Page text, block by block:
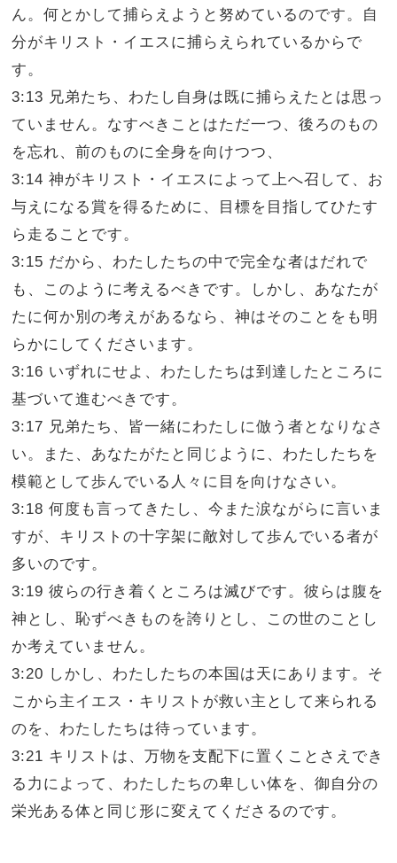
ん。何とかして捕らえようと努めているのです。自
分がキリスト・イエスに捕らえられているからで
す。
3:13 兄弟たち、わたし自身は既に捕らえたとは思っ
ていません。なすべきことはただ一つ、後ろのもの
を忘れ、前のものに全身を向けつつ、
3:14 神がキリスト・イエスによって上へ召して、お
与えになる賞を得るために、目標を目指してひたす
ら走ることです。
3:15 だから、わたしたちの中で完全な者はだれで
も、このように考えるべきです。しかし、あなたが
たに何か別の考えがあるなら、神はそのことをも明
らかにしてくださいます。
3:16 いずれにせよ、わたしたちは到達したところに
基づいて進むべきです。
3:17 兄弟たち、皆一緒にわたしに倣う者となりなさ
い。また、あなたがたと同じように、わたしたちを
模範として歩んでいる人々に目を向けなさい。
3:18 何度も言ってきたし、今また涙ながらに言いま
すが、キリストの十字架に敵対して歩んでいる者が
多いのです。
3:19 彼らの行き着くところは滅びです。彼らは腹を
神とし、恥ずべきものを誇りとし、この世のことし
か考えていません。
3:20 しかし、わたしたちの本国は天にあります。そ
こから主イエス・キリストが救い主として来られる
のを、わたしたちは待っています。
3:21 キリストは、万物を支配下に置くことさえでき
る力によって、わたしたちの卑しい体を、御自分の
栄光ある体と同じ形に変えてくださるのです。